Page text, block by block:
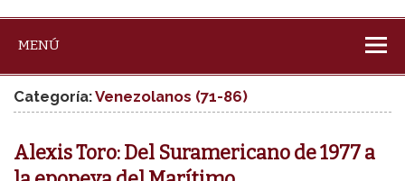
MENÚ
Categoría:Venezolanos (71-86)
Alexis Toro: Del Suramericano de 1977 a